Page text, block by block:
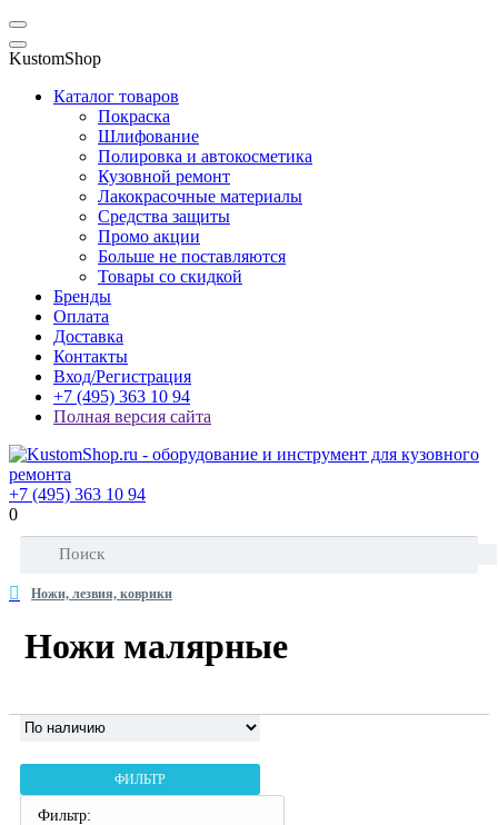
KustomShop
Каталог товаров
Покраска
Шлифование
Полировка и автокосметика
Кузовной ремонт
Лакокрасочные материалы
Средства защиты
Промо акции
Больше не поставляются
Товары со скидкой
Бренды
Оплата
Доставка
Контакты
Вход/Регистрация
+7 (495) 363 10 94
Полная версия сайта
+7 (495) 363 10 94
0
Ножи, лезвия, коврики
Ножи малярные
ФИЛЬТР
Фильтр: